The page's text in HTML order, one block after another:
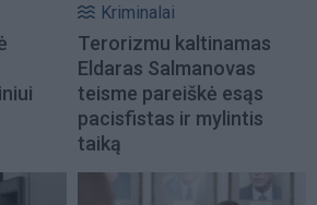
Kriminalai
Terorizmu kaltinamas
Eldaras Salmanovas
teisme pareiškė esąs
pacisfistas ir mylintis
taiką